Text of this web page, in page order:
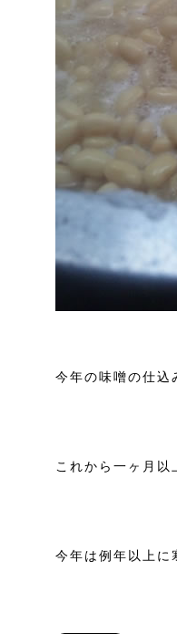
今年の味噌の仕込
これから一ヶ月
今年は例年以上に